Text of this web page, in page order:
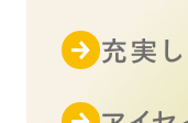
充実